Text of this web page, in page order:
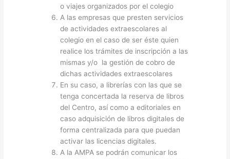
o viajes organizados por el colegio
A las empresas que presten servicios
de actividades extraescolares al
colegio en el caso de ser éste quien
realice los trámites de inscripción a las
mismas y/o la gestión de cobro de
dichas actividades extraescolares
En su caso, a librerías con las que se
tenga concertada la reserva de libros
del Centro, así como a editoriales en
caso adquisición de libros digitales de
forma centralizada para que puedan
activar las licencias digitales.
A la AMPA se podrán comunicar los